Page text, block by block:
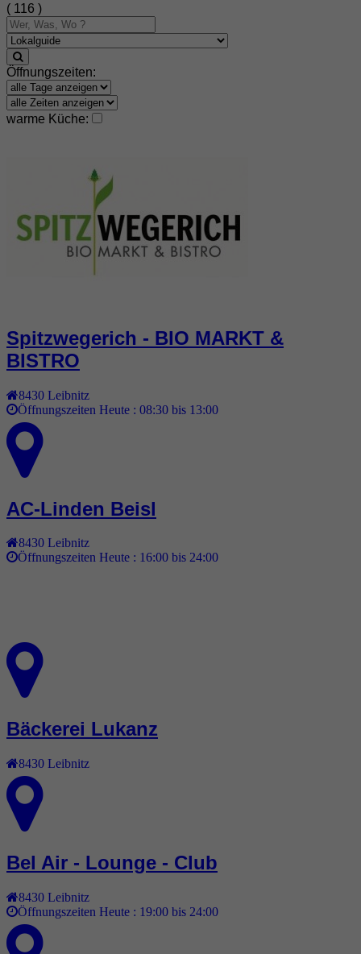
( 116 )
Öffnungszeiten:
warme Küche:
Spitzwegerich - BIO MARKT &
BISTRO
8430 Leibnitz
Öffnungszeiten Heute : 08:30 bis 13:00
AC-Linden Beisl
8430 Leibnitz
Öffnungszeiten Heute : 16:00 bis 24:00
Bäckerei Lukanz
8430 Leibnitz
Bel Air - Lounge - Club
8430 Leibnitz
Öffnungszeiten Heute : 19:00 bis 24:00